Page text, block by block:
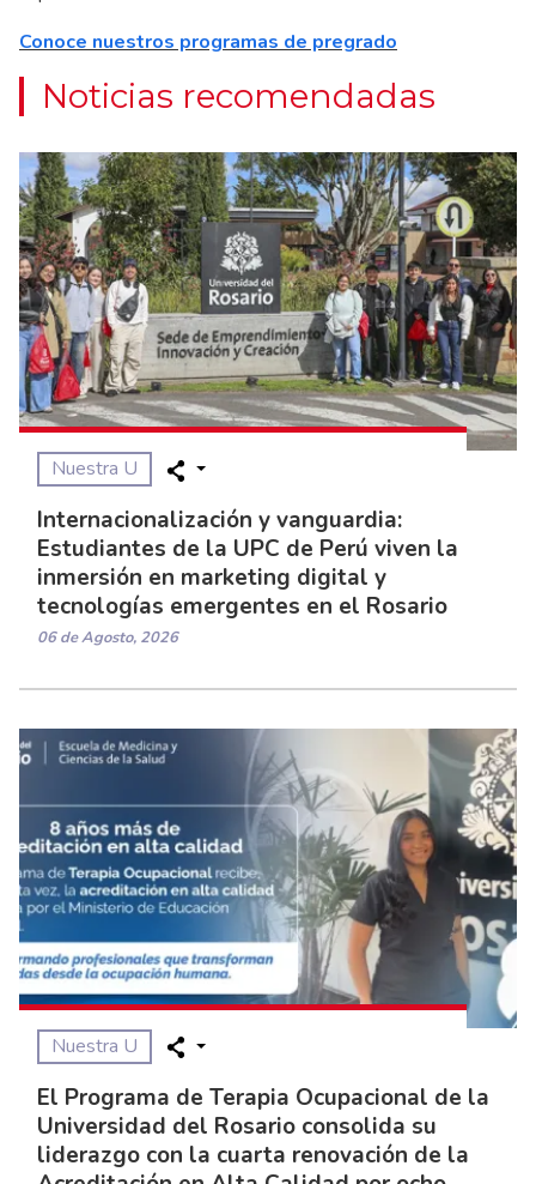
Conoce nuestros programas de pregrado
Noticias recomendadas
Nuestra U
Internacionalización y vanguardia:
Estudiantes de la UPC de Perú viven la
inmersión en marketing digital y
tecnologías emergentes en el Rosario
06 de Agosto, 2026
Nuestra U
El Programa de Terapia Ocupacional de la
Universidad del Rosario consolida su
liderazgo con la cuarta renovación de la